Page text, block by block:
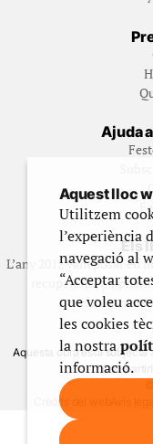
Ajuda
Els
L’any 2012 vam posar en
recuperant i
exclusivament
Aquesta obra està subjecta
Crèdits del web
Aquest lloc
Utilitzem
l’experiència
navegació al
“Acceptar
que voleu
les cookies
la nostra
informació.